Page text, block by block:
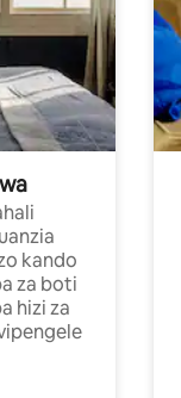
kando
za boti
hizi za